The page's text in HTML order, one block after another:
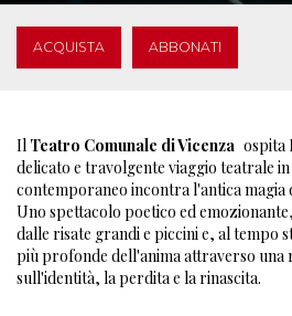
ACQUISTA ABBONATI
Il Teatro Comunale di Vicenza ospita
delicato e travolgente viaggio teatrale
contemporaneo incontra l'antica magia
Uno spettacolo poetico ed
dalle risate grandi e piccini e, al tempo
più profonde dell'anima attraverso una
sull'identità, la perdita e la rinascita.